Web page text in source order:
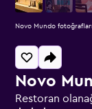
Novo
Restoran
Novo Mundo fotoğrafları